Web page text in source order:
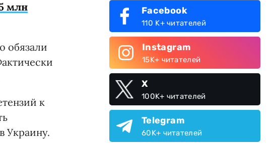
млн
обязали
к
Украину.
Facebook
110 K+ читателей
Instagram
15K+ читателей
X
100K+ читателей
Telegram
60K+ читателей